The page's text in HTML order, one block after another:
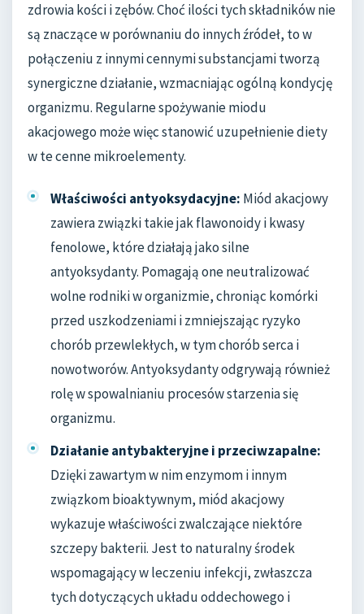
zdrowia kości i zębów. Choć ilości tych składników nie
są znaczące w porównaniu do innych źródeł, to w
połączeniu z innymi cennymi substancjami tworzą
synergiczne działanie, wzmacniając ogólną kondycję
organizmu. Regularne spożywanie miodu
akacjowego może więc stanowić uzupełnienie diety
w te cenne mikroelementy.
Właściwości antyoksydacyjne: Miód akacjowy
zawiera związki takie jak flawonoidy i kwasy
fenolowe, które działają jako silne
antyoksydanty. Pomagają one neutralizować
wolne rodniki w organizmie, chroniąc komórki
przed uszkodzeniami i zmniejszając ryzyko
chorób przewlekłych, w tym chorób serca i
nowotworów. Antyoksydanty odgrywają również
rolę w spowalnianiu procesów starzenia się
organizmu.
Działanie antybakteryjne i przeciwzapalne:
Dzięki zawartym w nim enzymom i innym
związkom bioaktywnym, miód akacjowy
wykazuje właściwości zwalczające niektóre
szczepy bakterii. Jest to naturalny środek
wspomagający w leczeniu infekcji, zwłaszcza
tych dotyczących układu oddechowego i